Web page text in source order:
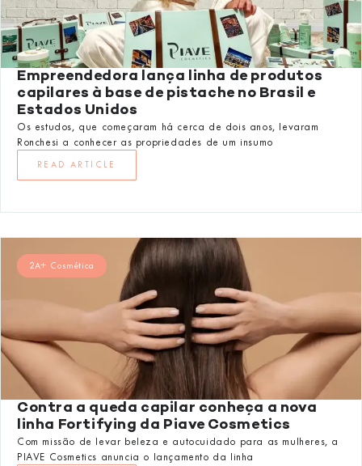
Empreendedora lança linha de produtos
capilares à base de pistache no Brasil e
Estados Unidos
Os estudos, que começaram há cerca de dois anos, levaram
Ronchesi a conhecer as propriedades de um insumo
READ ARTICLE
2A+ Cosmética
Contra a queda capilar conheça a nova
linha Fortifying da Piave Cosmetics
Com missão de levar beleza e autocuidado para as mulheres, a
PIAVE Cosmetics anuncia o lançamento da linha